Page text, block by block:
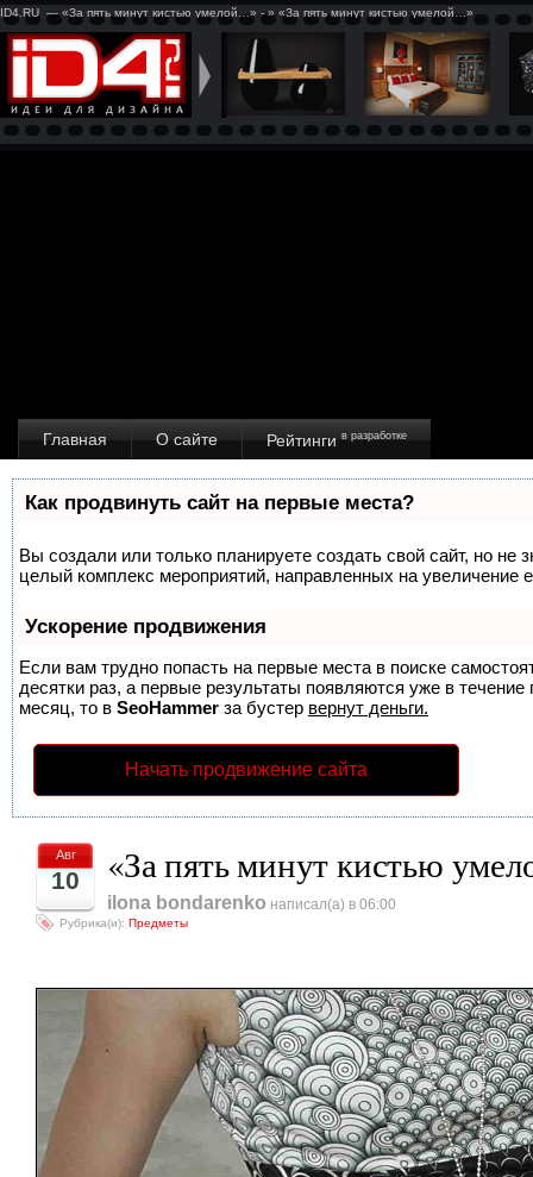
ID4.RU — «За пять минут кистью умелой…» - » «За пять минут кистью умелой…»
Главная О сайте Рейтинги в разработке
Как продвинуть сайт на первые места?
Вы создали или только планируете создать свой сайт, но не
целый комплекс мероприятий, направленных на увеличение
Ускорение продвижения
Если вам трудно попасть на первые места в поиске
десятки раз, а первые результаты появляются уже в
месяц, то в SeoHammer за бустер вернут деньги.
Начать продвижение сайта
Авг
10 «За пять минут кистью
ilona bondarenko написал(а) в 06:00
Рубрика(и): Предметы